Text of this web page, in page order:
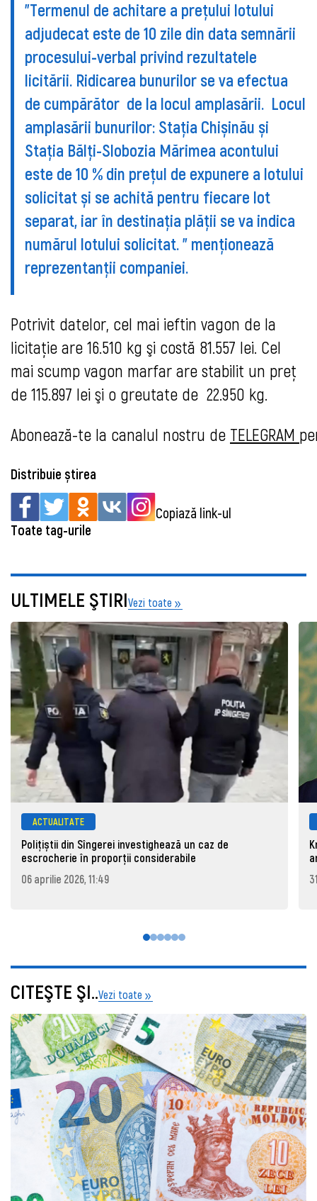
"Termenul de achitare a prețului lotului
adjudecat este de 10 zile din data semnării
procesului-verbal privind rezultatele
licitării. Ridicarea bunurilor se va efectua
de cumpărător de la locul amplasării. Locul
amplasării bunurilor: Stația Chișinău și
Stația Bălți-Slobozia Mărimea acontului
este de 10 % din prețul de expunere a lotului
solicitat și se achită pentru fiecare lot
separat, iar în destinaţia plăţii se va indica
numărul lotului solicitat. " menţionează
reprezentanţii companiei.
Potrivit datelor, cel mai ieftin vagon de la
licitaţie are 16.510 kg şi costă 81.557 lei. Cel
mai scump vagon marfar are stabilit un preţ
de 115.897 lei şi o greutate de 22.950 kg.
Abonează-te la canalul nostru de TELEGRAM
Distribuie știrea
Copiază link-ul
Toate tag-urile
ULTIMELE ŞTIRIVezi toate
ACTUALITATE
Polițiștii din Sîngerei investighează un caz de
escrocherie în proporții considerabile
06 aprilie 2026, 11:49
CITEŞTE ŞI..Vezi toate